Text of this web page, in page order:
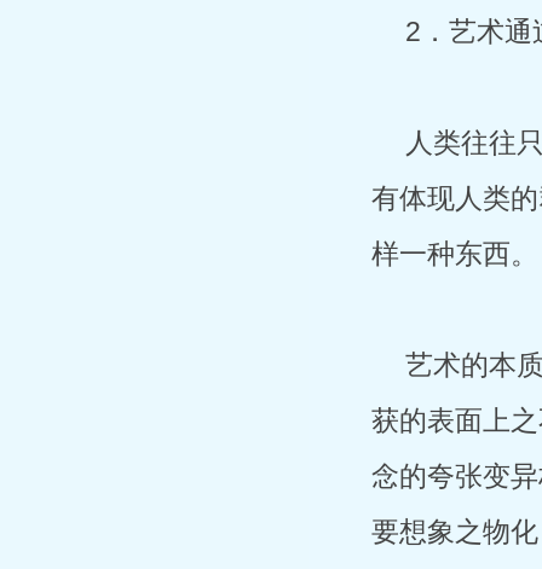
2．艺术通
人类往往
有体现人类
样一种东西。
艺术的本
获的表面上
念的夸张变
要想象之物